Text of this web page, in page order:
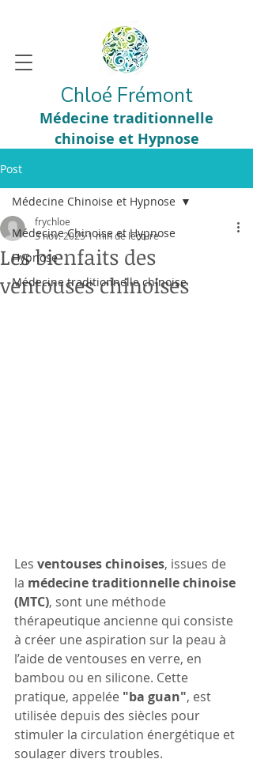
Chloé Frémont
Médecine traditionnelle
chinoise et Hypnose
Post
Médecine Chinoise et Hypnose
Hypnose
Médecine traditionnelle chinoise
Médecine Chinoise et Hypnose
Les bienfaits des
ventouses chinoises
frychloe
3 nov. 2025 1 min de lecture
Les ventouses chinoises, issues de
la médecine traditionnelle chinoise
(MTC), sont une méthode
thérapeutique ancienne qui consiste
à créer une aspiration sur la peau à
l’aide de ventouses en verre, en
bambou ou en silicone. Cette
pratique, appelée "ba guan", est
utilisée depuis des siècles pour
stimuler la circulation énergétique et
soulager divers troubles.